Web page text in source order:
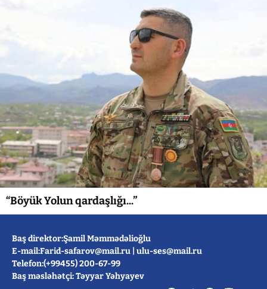
“Böyük Yolun qardaşlığı...”
Baş direktor:Şamil Məmmədəlioğlu
E-mail:Farid-safarov@mail.ru ulu-ses@mail.ru
Telefon:(+99455) 200-67-99
Baş məsləhətçi: Təyyar Yəhyayev